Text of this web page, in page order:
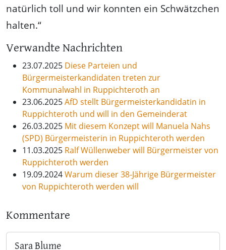
natürlich toll und wir konnten ein Schwätzchen
halten.“
Verwandte Nachrichten
23.07.2025 Diese Parteien und
Bürgermeisterkandidaten treten zur
Kommunalwahl in Ruppichteroth an
23.06.2025AfD stellt Bürgermeisterkandidatin in
Ruppichteroth und will in den Gemeinderat
26.03.2025 Mit diesem Konzept will Manuela Nahs
(SPD) Bürgermeisterin in Ruppichteroth werden
11.03.2025 Ralf Wüllenweber will Bürgermeister von
Ruppichteroth werden
19.09.2024Warum dieser 38-Jährige Bürgermeister
von Ruppichteroth werden will
Kommentare
Sara Blume